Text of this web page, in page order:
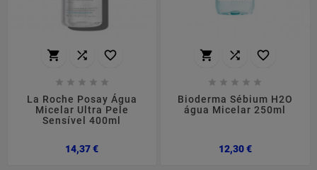
  
    
La Roche Posay Água
Micelar Ultra Pele
Sensível 400ml
14,37 €Preço
  
    
Bioderma Sébium H2O
água Micelar 250ml
12,30 €Preço